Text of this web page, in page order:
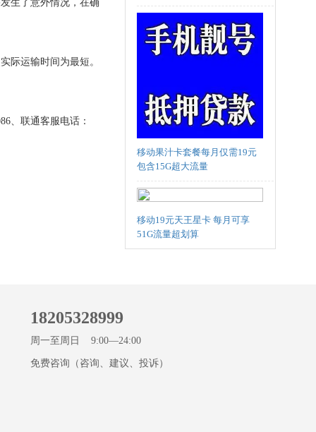
生了意外情况，在确
际运输时间为最短。
、联通客服电话：
移动果汁卡套餐每月仅需19元
包含15G超大流量
移动19元天王星卡 每月可享
51G流量超划算
18205328999
周一至周日 9:00—24:00
免费咨询（咨询、建议、投诉）